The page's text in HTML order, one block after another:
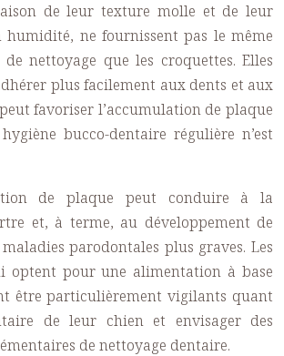
de leur texture molle et de leur
humidité, ne fournissent pas le même
nettoyage que les croquettes. Elles
plus facilement aux dents et aux
favoriser l’accumulation de plaque
bucco-dentaire régulière n’est
de plaque peut conduire à la
et, à terme, au développement de
parodontales plus graves. Les
optent pour une alimentation à base
être particulièrement vigilants quant
de leur chien et envisager des
de nettoyage dentaire.